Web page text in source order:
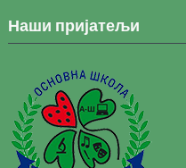
Наши пријатељи